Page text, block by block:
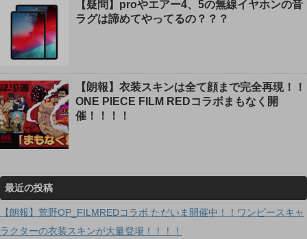
【疑問】proやエアー4、5の無線イヤホンの音
ラグは諦めてやってるの？？？
【朗報】衣装スキンは全て顔まで完全再現！！
ONE PIECE FILM REDコラボまもなく開
催！！！！
最近の投稿
【朗報】荒野OP_FILMREDコラボ ただいま開催中！！ワンピースキャ
ラクターの衣装スキンが大量登場！！！！